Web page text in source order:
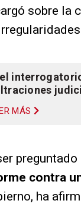
sobre la
MÁS
contra
ha